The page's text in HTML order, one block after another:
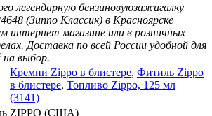
легендарную бензиновуюзажигалку
(Зиппо Классик) в Красноярске
интернет магазине или в розничных
Доставка по всей России удобной для
на выбор.
Кремни Zippo в блистере, Фитиль Zippo
в блистере, Топливо Zippo, 125 мл
(3141)
ZIPPO (США)